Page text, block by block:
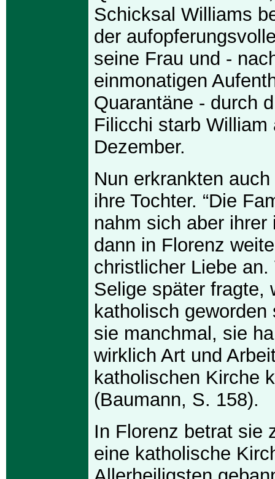
Schicksal Williams
der
seine Frau und -
einmonatigen
Quarantäne - durch
Filicchi starb William
Dezember.
Nun erkrankten
ihre Tochter. “Die
nahm sich aber ihrer
dann in Florenz
christlicher Liebe
Selige später fragte,
katholisch geworden
sie manchmal, sie
wirklich Art und
katholischen Kirche
(Baumann, S. 158).
In Florenz betrat sie
eine katholische